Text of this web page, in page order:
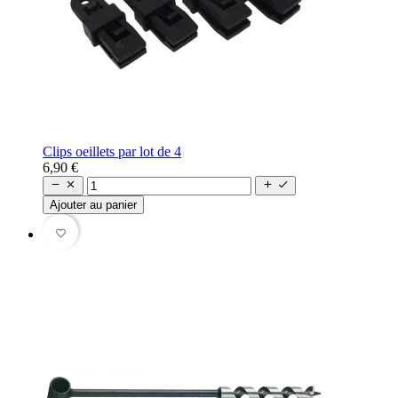
Clips oeillets par lot de 4
6,90 €
   
Ajouter au panier
favorite_border